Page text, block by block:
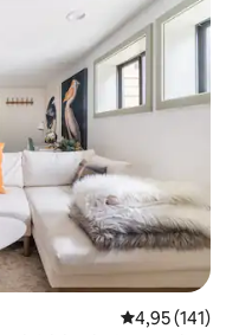
Priemerné
4,95 (141)